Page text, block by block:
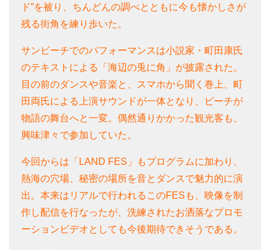
ド”を被り、ちんどんの調べとともに今も懐かしさが
残る街角を練り歩いた。
サンビーチでのパフォーマンスは小説家・町田康氏
のテキストによる「海辺の兎に角」が披露された。
目の前のダンスや音楽と、スマホから聞く巻上、町
田両氏による上演サウンドが一体となり、ビーチが
物語の舞台へと一変。偶然通りかかった観光客も、
興味津々で参加していた。
今回からは「LAND FES」もプログラムに加わり、
熱海の穴場、秘密の場所を音とダンスで魅力的に演
出。本来はリアルで行われるこのFESも、映像を制
作し配信を行なったが、洗練されたお洒落なプロモ
ーションビデオとしても今後期待できそうである。